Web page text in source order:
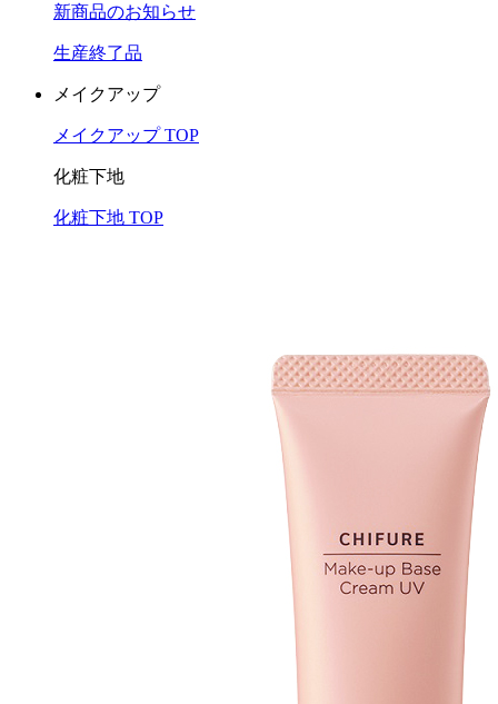
新商品のお知らせ
生産終了品
メイクアップ
メイクアップ TOP
化粧下地
化粧下地 TOP